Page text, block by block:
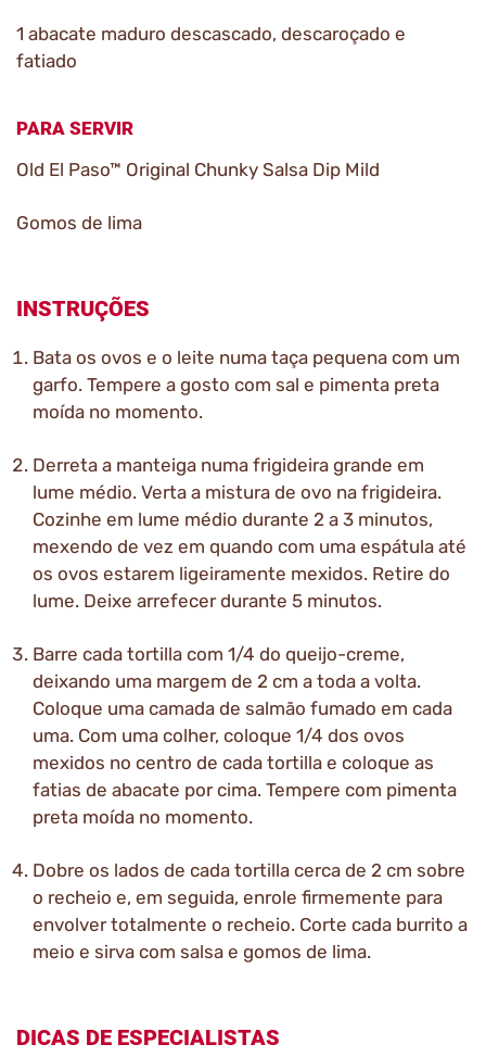
1 abacate maduro descascado, descaroçado e
fatiado
PARA SERVIR
Old El Paso™ Original Chunky Salsa Dip Mild
Gomos de lima
INSTRUÇÕES
Bata os ovos e o leite numa taça pequena com um
garfo. Tempere a gosto com sal e pimenta preta
moída no momento.
Derreta a manteiga numa frigideira grande em
lume médio. Verta a mistura de ovo na frigideira.
Cozinhe em lume médio durante 2 a 3 minutos,
mexendo de vez em quando com uma espátula até
os ovos estarem ligeiramente mexidos. Retire do
lume. Deixe arrefecer durante 5 minutos.
Barre cada tortilla com 1/4 do queijo-creme,
deixando uma margem de 2 cm a toda a volta.
Coloque uma camada de salmão fumado em cada
uma. Com uma colher, coloque 1/4 dos ovos
mexidos no centro de cada tortilla e coloque as
fatias de abacate por cima. Tempere com pimenta
preta moída no momento.
Dobre os lados de cada tortilla cerca de 2 cm sobre
o recheio e, em seguida, enrole firmemente para
envolver totalmente o recheio. Corte cada burrito a
meio e sirva com salsa e gomos de lima.
DICAS DE ESPECIALISTAS